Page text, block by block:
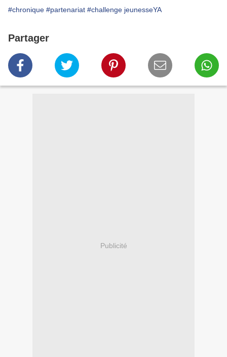
#chronique #partenariat #challenge jeunesseYA
Partager
Publicité